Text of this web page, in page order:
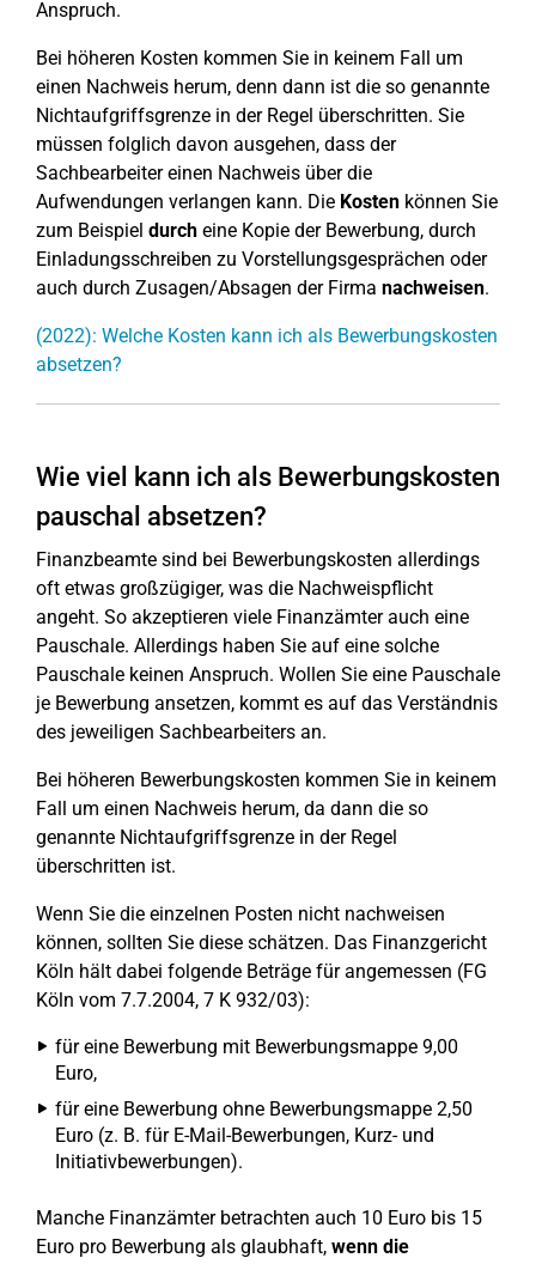
Anspruch.
Bei höheren Kosten kommen Sie in keinem Fall um
einen Nachweis herum, denn dann ist die so genannte
Nichtaufgriffsgrenze in der Regel überschritten. Sie
müssen folglich davon ausgehen, dass der
Sachbearbeiter einen Nachweis über die
Aufwendungen verlangen kann. Die Kosten können Sie
zum Beispiel durch eine Kopie der Bewerbung, durch
Einladungsschreiben zu Vorstellungsgesprächen oder
auch durch Zusagen/Absagen der Firma nachweisen.
(2022): Welche Kosten kann ich als Bewerbungskosten
absetzen?
Wie viel kann ich als Bewerbungskosten
pauschal absetzen?
Finanzbeamte sind bei Bewerbungskosten allerdings
oft etwas großzügiger, was die Nachweispflicht
angeht. So akzeptieren viele Finanzämter auch eine
Pauschale. Allerdings haben Sie auf eine solche
Pauschale keinen Anspruch. Wollen Sie eine Pauschale
je Bewerbung ansetzen, kommt es auf das Verständnis
des jeweiligen Sachbearbeiters an.
Bei höheren Bewerbungskosten kommen Sie in keinem
Fall um einen Nachweis herum, da dann die so
genannte Nichtaufgriffsgrenze in der Regel
überschritten ist.
Wenn Sie die einzelnen Posten nicht nachweisen
können, sollten Sie diese schätzen. Das Finanzgericht
Köln hält dabei folgende Beträge für angemessen (FG
Köln vom 7.7.2004, 7 K 932/03):
für eine Bewerbung mit Bewerbungsmappe 9,00
Euro,
für eine Bewerbung ohne Bewerbungsmappe 2,50
Euro (z. B. für E-Mail-Bewerbungen, Kurz- und
Initiativbewerbungen).
Manche Finanzämter betrachten auch 10 Euro bis 15
Euro pro Bewerbung als glaubhaft, wenn die